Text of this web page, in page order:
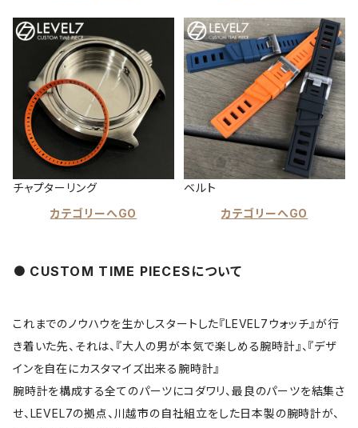
チャプターリング
カテゴリーへGO
ベルト
カテゴリーへGO
CUSTOM TIME PIECESについて
これまでのノウハウを生かしスタートした『LEVEL7ウォッチ』が行
き着いた先、それは、『大人の男が本気で楽しめる腕時計』、『デザ
インを自在にカスタマイズ出来る腕時計』
腕時計を構成する全てのパーツにコダワリ、最良のパーツを結集さ
せ、LEVEL7の拠点、川越市の自社組立をした日本製の腕時計が、